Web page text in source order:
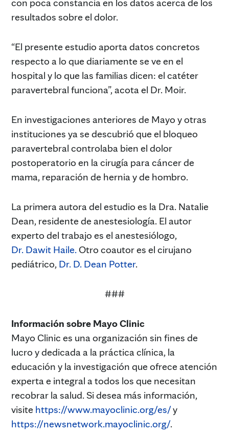
con poca constancia en los datos acerca de los
resultados sobre el dolor.
“El presente estudio aporta datos concretos
respecto a lo que diariamente se ve en el
hospital y lo que las familias dicen: el catéter
paravertebral funciona”, acota el Dr. Moir.
En investigaciones anteriores de Mayo y otras
instituciones ya se descubrió que el bloqueo
paravertebral controlaba bien el dolor
postoperatorio en la cirugía para cáncer de
mama, reparación de hernia y de hombro.
La primera autora del estudio es la Dra. Natalie
Dean, residente de anestesiología. El autor
experto del trabajo es el anestesiólogo,
Dr. Dawit Haile. Otro coautor es el cirujano
pediátrico, Dr. D. Dean Potter.
###
Información sobre Mayo Clinic
Mayo Clinic es una organización sin fines de
lucro y dedicada a la práctica clínica, la
educación y la investigación que ofrece atención
experta e integral a todos los que necesitan
recobrar la salud. Si desea más información,
visite https://www.mayoclinic.org/es/y
https://newsnetwork.mayoclinic.org/.